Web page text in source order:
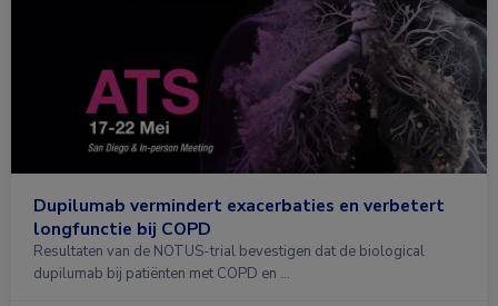
Dupilumab vermindert exacerbaties en verbetert
longfunctie bij COPD
Resultaten van de NOTUS-trial bevestigen dat de biological
dupilumab bij patiënten met COPD en …